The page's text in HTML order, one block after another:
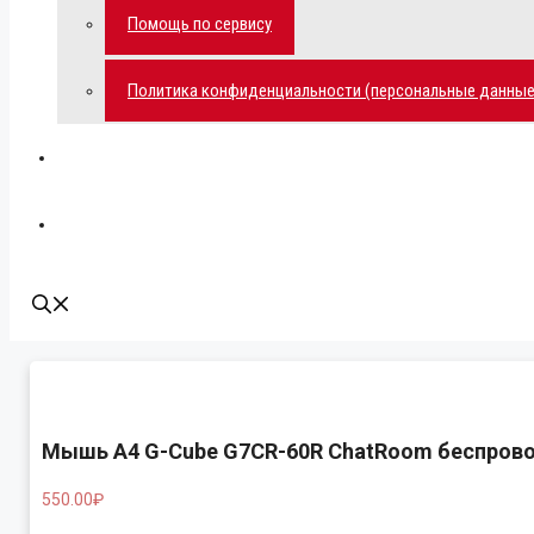
Помощь по сервису
Политика конфиденциальности (персональные
Мышь A4 G-Cube G7CR-60R ChatRoom
550.00₽